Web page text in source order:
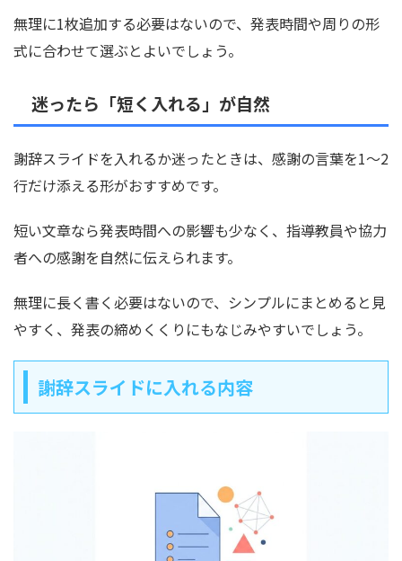
無理に1枚追加する必要はないので、発表時間や周りの形
式に合わせて選ぶとよいでしょう。
迷ったら「短く入れる」が自然
謝辞スライドを入れるか迷ったときは、感謝の言葉を1〜2
行だけ添える形がおすすめです。
短い文章なら発表時間への影響も少なく、指導教員や協力
者への感謝を自然に伝えられます。
無理に長く書く必要はないので、シンプルにまとめると見
やすく、発表の締めくくりにもなじみやすいでしょう。
謝辞スライドに入れる内容